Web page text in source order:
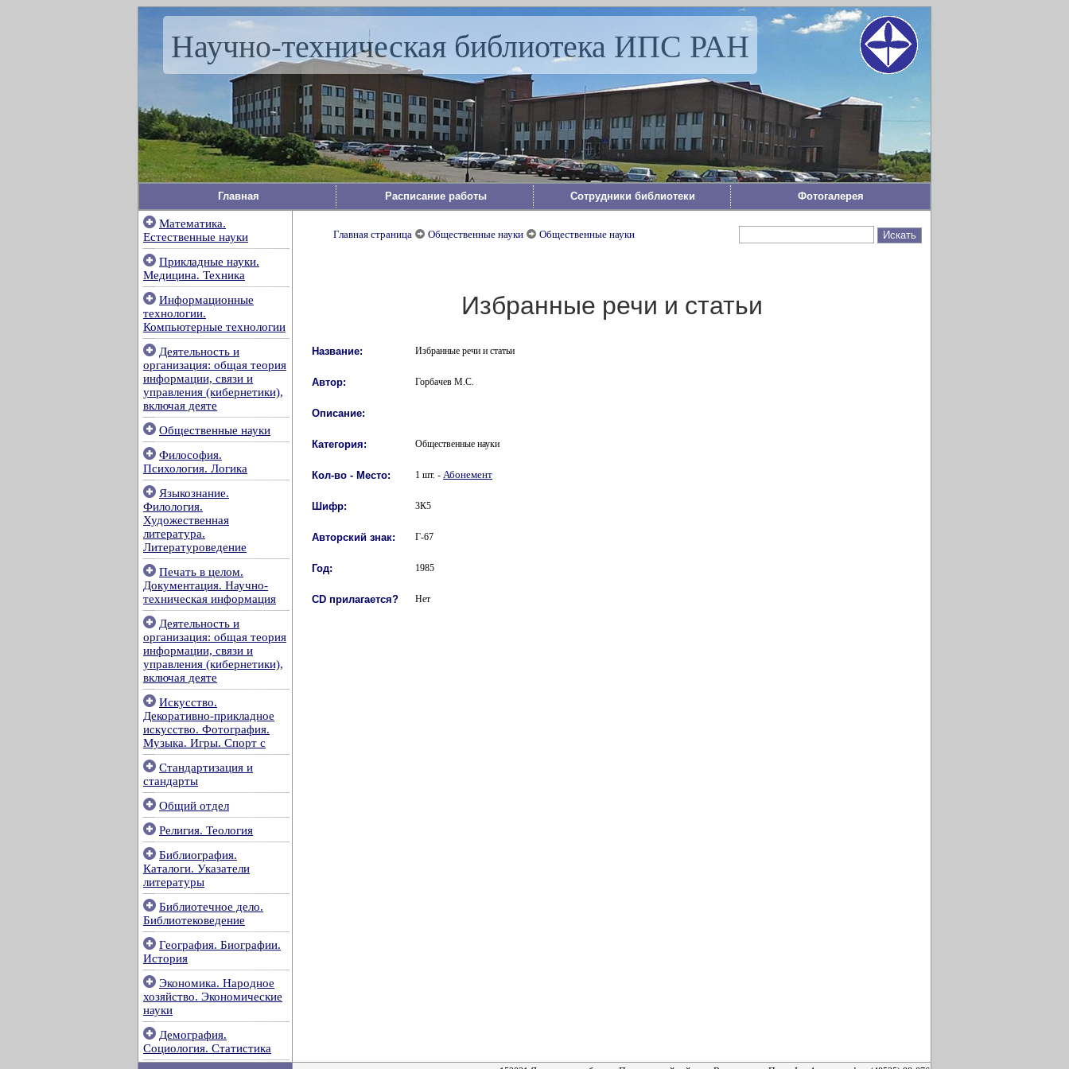
Научно-техническая библиотека ИПС РАН
Главная Расписание работы Сотрудники библиотеки Фотогалерея
Математика.
Естественные науки
Прикладные науки.
Медицина. Техника
Информационные
технологии.
Компьютерные технологии
Деятельность и
организация: общая теория
информации, связи и
управления (кибернетики),
включая деяте
Общественные науки
Философия.
Психология. Логика
Языкознание.
Филология.
Художественная
литература.
Литературоведение
Печать в целом.
Документация. Научно-
техническая информация
Деятельность и
организация: общая теория
информации, связи и
управления (кибернетики),
включая деяте
Искусство.
Декоративно-прикладное
искусство. Фотография.
Музыка. Игры. Спорт с
Стандартизация и
стандарты
Общий отдел
Религия. Теология
Библиография.
Каталоги. Указатели
литературы
Библиотечное дело.
Библиотековедение
География. Биографии.
История
Экономика. Народное
хозяйство. Экономические
науки
Демография.
Социология. Статистика
Главная страница Общественные науки Общественные науки
Избранные речи и статьи
Название: Избранные речи и статьи
Автор: Горбачев М.С.
Описание:
Категория: Общественные науки
Кол-во - Место: 1 шт. - Абонемент
Шифр: 3К5
Авторский знак: Г-67
Год: 1985
CD прилагается? Нет